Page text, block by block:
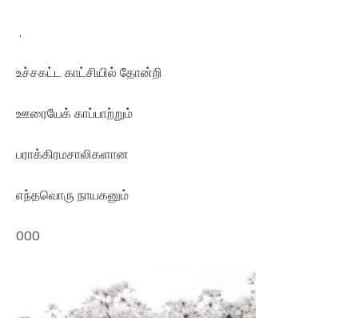
உச்சகட்ட காட்சியில் தோன்றி
ஊரையேக் காப்பாற்றும்
பராக்கிரமசாலிகளான
எந்தவொரு நாயகனும்
000